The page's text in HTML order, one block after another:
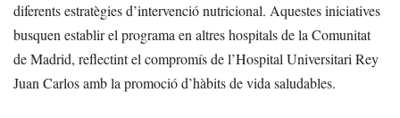
diferents estratègies d’intervenció nutricional. Aquestes iniciatives
busquen establir el programa en altres hospitals de la Comunitat
de Madrid, reflectint el compromís de l’Hospital Universitari Rey
Juan Carlos amb la promoció d’hàbits de vida saludables.